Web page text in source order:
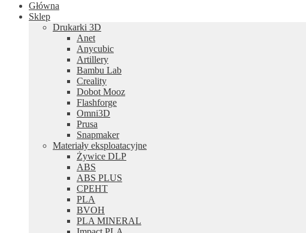
Główna
Sklep
Drukarki 3D
Anet
Anycubic
Artillery
Bambu Lab
Creality
Dobot Mooz
Flashforge
Omni3D
Prusa
Snapmaker
Materiały eksploatacyjne
Żywice DLP
ABS
ABS PLUS
CPEHT
PLA
BVOH
PLA MINERAL